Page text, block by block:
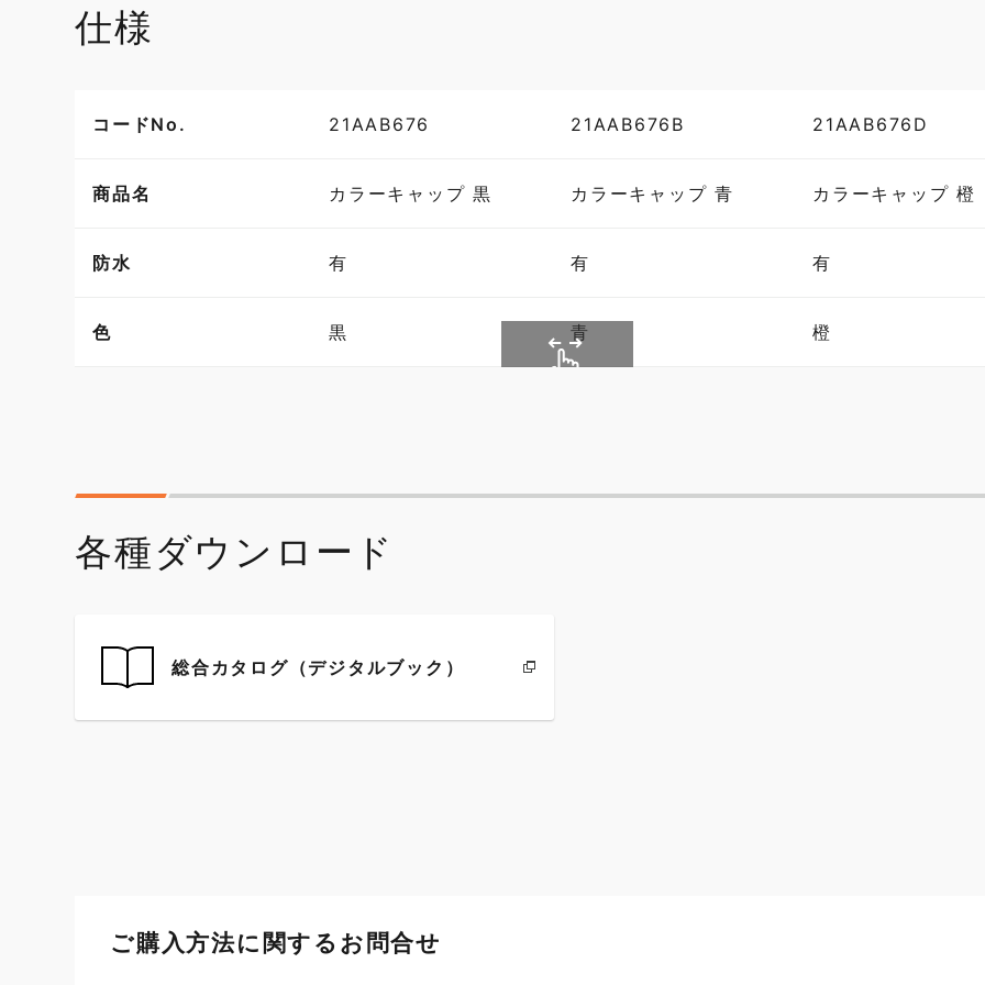
仕様
コードNo. 21AAB676 21AAB676B 21AAB676D
商品名 カラーキャップ 黒 カラーキャップ 青 カラーキャップ 橙
防水 有 有 有
色 黒 青 橙
各種ダウンロード
総合カタログ（デジタルブック）
ご購入方法に関するお問合せ